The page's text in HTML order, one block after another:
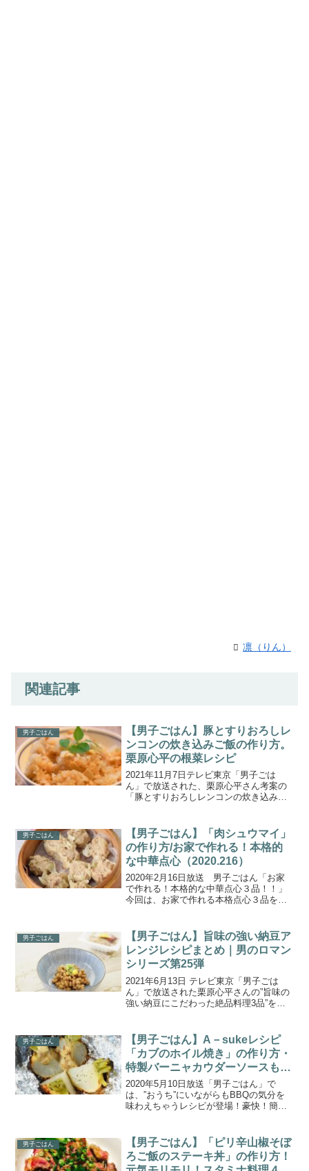
凛（りん）
関連記事
男子ごはん
【男子ごはん】豚とすりおろしレ
ンコンの炊き込みご飯の作り方。
栗原心平の根菜レシピ
2021年11月7日テレビ東京「男子ごは
ん」で放送された、栗原心平さん考案の
「豚とすりおろしレンコンの炊き込みご
『根菜を美味しく食べよう第４弾！』。
料理研究家 栗原心平さ...
男子ごはん
【男子ごはん】「肉シュウマイ」
の作り方/お家で作れる！本格的
な中華点心（2020.216）
2020年2月16日放送 男子ごはん「お家
で作れる！本格的な中華点心３品！！」
今回は、お家で作れる本格点心３品を栗
とめます。今回は初心者でも上手にでき
るシュウマイの包み...
男子ごはん
【男子ごはん】旨味の強い納豆ア
レンジレシピまとめ｜男のロマン
シリーズ第25弾
2021年6月13日 テレビ東京「男子ごは
ん」で放送された栗原心平さんの”旨味の
強い納豆にこだわった絶品料理3品”をま
25弾！納豆！』ということで、料理研究
家 栗原心平...
男子ごはん
【男子ごはん】A－sukeレシピ
「カブのホイル焼き」の作り方・
特製バーニャカウダーソースも！
BBQ料理レシピ(2020.5.10)
2020年5月10日放送「男子ごはん」で
は、”おうち”にいながらもBBQの気分を
味わえちゃうレシピが登場！豪快！簡
紹介されたA－sukeさんのレシピ「カブ
のホ...
男子ごはん
【男子ごはん】「ピリ辛山椒そぼ
ろご飯のステーキ丼」の作り方！